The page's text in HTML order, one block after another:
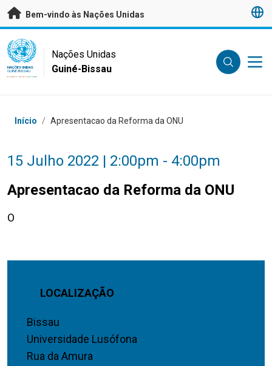
Saltar para conteúdo principal
Bem-vindo às Nações Unidas
UN Logo
NAÇÕES UNIDAS
GUINÉ-BISSAU
Nações Unidas
Guiné-Bissau
Breadcrumb
Início / Apresentacao da Reforma da ONU
15 Julho 2022 | 2:00pm - 4:00pm
Apresentacao da Reforma da ONU
O
LOCALIZAÇÃO
Bissau
Universidade Lusófona
Rua da Amura